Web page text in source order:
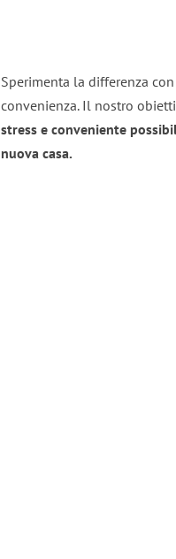
Sperimenta la differenza
convenienza. Il nostro
stress e conveniente
nuova casa.